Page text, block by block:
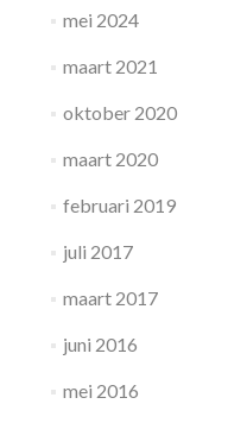
mei 2024
maart 2021
oktober 2020
maart 2020
februari 2019
juli 2017
maart 2017
juni 2016
mei 2016